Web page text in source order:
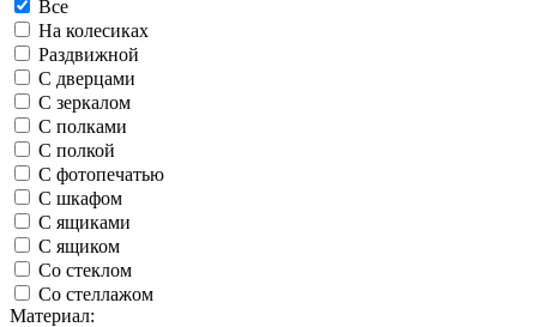
Все
На колесиках
Раздвижной
С дверцами
С зеркалом
С полками
С полкой
С фотопечатью
С шкафом
С ящиками
С ящиком
Со стеклом
Со стеллажом
Материал: